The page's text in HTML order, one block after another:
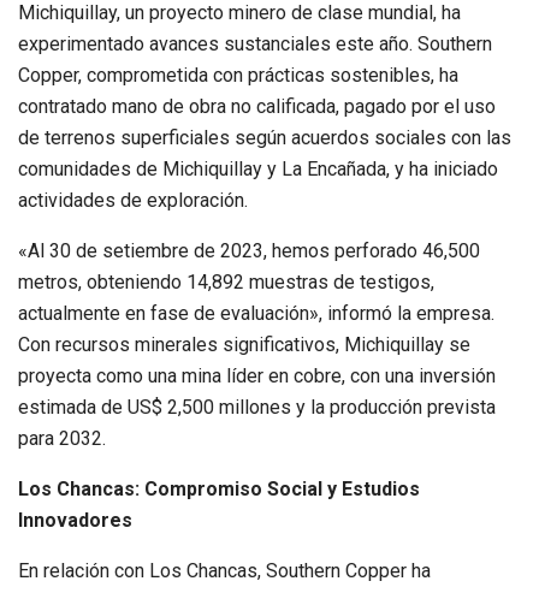
Michiquillay, un proyecto minero de clase mundial, ha
experimentado avances sustanciales este año. Southern
Copper, comprometida con prácticas sostenibles, ha
contratado mano de obra no calificada, pagado por el uso
de terrenos superficiales según acuerdos sociales con las
comunidades de Michiquillay y La Encañada, y ha iniciado
actividades de exploración.
«Al 30 de setiembre de 2023, hemos perforado 46,500
metros, obteniendo 14,892 muestras de testigos,
actualmente en fase de evaluación», informó la empresa.
Con recursos minerales significativos, Michiquillay se
proyecta como una mina líder en cobre, con una inversión
estimada de US$ 2,500 millones y la producción prevista
para 2032.
Los Chancas: Compromiso Social y Estudios
Innovadores
En relación con Los Chancas, Southern Copper ha